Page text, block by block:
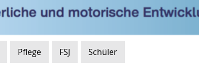
Pflege FSJ Schüler